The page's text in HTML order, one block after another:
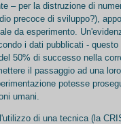
– per la distruzione di
precoce di sviluppo?),
da esperimento.
i dati pubblicati -
50% di successo nella
il passaggio ad una
potesse
umani.
di una tecnica (la